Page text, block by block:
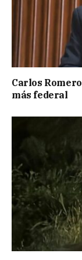
Carlos
más federal